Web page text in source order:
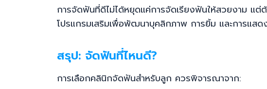
การจัดฟันที่ดีไม่ได้หยุดแค่การจัดเรียงฟันให้สวยงาม แ
โปรแกรมเสริมเพื่อพัฒนาบุคลิกภาพ การยิ้ม และการแส
สรุป: จัดฟันที่ไหนดี?
การเลือกคลินิกจัดฟันสำหรับลูก ควรพิจารณาจาก: